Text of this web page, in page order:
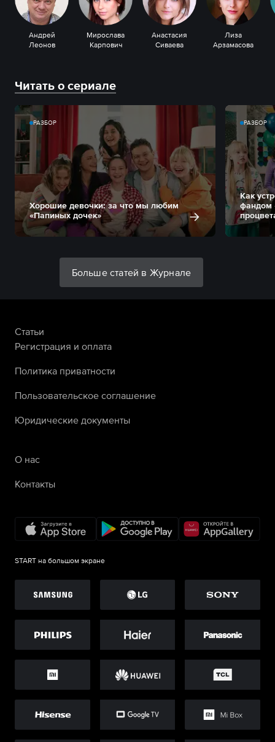
Андрей
Леонов
Мирослава
Карпович
Анастасия
Сиваева
Лиза
Арзамасова
Читать о сериале
РАЗБОР
Хорошие девочки: за что мы любим
«Папиных дочек»
РАЗБОР
Как
фандом
Больше статей в Журнале
Статьи
Регистрация и оплата
Политика приватности
Пользовательское соглашение
Юридические документы
О нас
Контакты
START на большом экране